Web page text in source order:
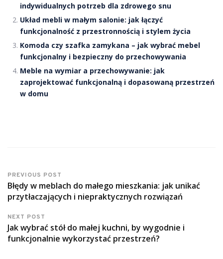
indywidualnych potrzeb dla zdrowego snu
Układ mebli w małym salonie: jak łączyć
funkcjonalność z przestronnością i stylem życia
Komoda czy szafka zamykana – jak wybrać mebel
funkcjonalny i bezpieczny do przechowywania
Meble na wymiar a przechowywanie: jak
zaprojektować funkcjonalną i dopasowaną przestrzeń
w domu
PREVIOUS POST
Błędy w meblach do małego mieszkania: jak unikać
przytłaczających i niepraktycznych rozwiązań
NEXT POST
Jak wybrać stół do małej kuchni, by wygodnie i
funkcjonalnie wykorzystać przestrzeń?